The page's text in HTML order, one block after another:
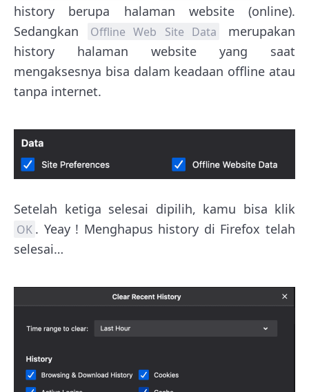
history berupa halaman website (online).
Sedangkan
Offline Web Site Data
merupakan
history halaman website yang saat
mengaksesnya bisa dalam keadaan offline atau
tanpa internet.
Setelah ketiga selesai dipilih, kamu bisa klik
OK . Yeay ! Menghapus history di Firefox telah
selesai…